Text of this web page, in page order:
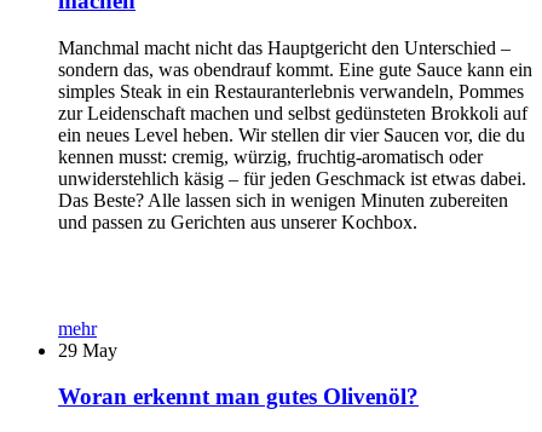
Manchmal macht nicht das Hauptgericht den Unterschied –
sondern das, was obendrauf kommt. Eine gute Sauce kann ein
simples Steak in ein Restauranterlebnis verwandeln, Pommes
zur Leidenschaft machen und selbst gedünsteten Brokkoli auf
ein neues Level heben. Wir stellen dir vier Saucen vor, die du
kennen musst: cremig, würzig, fruchtig-aromatisch oder
unwiderstehlich käsig – für jeden Geschmack ist etwas dabei.
Das Beste? Alle lassen sich in wenigen Minuten zubereiten
und passen zu Gerichten aus unserer Kochbox.
mehr
29 May
Woran erkennt man gutes Olivenöl?